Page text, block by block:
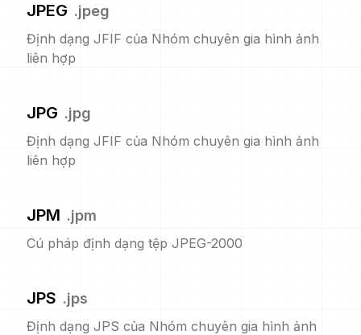
JPEG .jpeg
Định dạng JFIF của Nhóm chuyên gia hình ảnh
liên hợp
JPG .jpg
Định dạng JFIF của Nhóm chuyên gia hình ảnh
liên hợp
JPM .jpm
Cú pháp định dạng tệp JPEG-2000
JPS .jps
Định dạng JPS của Nhóm chuyên gia hình ảnh